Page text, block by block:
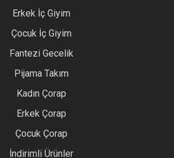
Erkek İç Giyim
Çocuk İç Giyim
Fantezi Gecelik
Pijama Takım
Kadın Çorap
Erkek Çorap
Çocuk Çorap
İndirimli Ürünler